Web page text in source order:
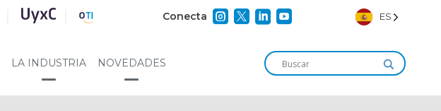
Conecta     ES
LA INDUSTRIA NOVEDADES